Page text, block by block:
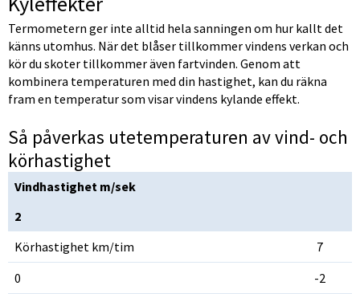
Termometern ger inte alltid hela sanningen om hur kallt det
känns utomhus. När det blåser tillkommer vindens verkan och
kör du skoter tillkommer även fartvinden. Genom att
kombinera temperaturen med din hastighet, kan du räkna
fram en temperatur som visar vindens kylande effekt.
Så påverkas utetemperaturen av vind- och
körhastighet
Vindhastighet m/sek
2
Körhastighet km/tim
7
0
-2